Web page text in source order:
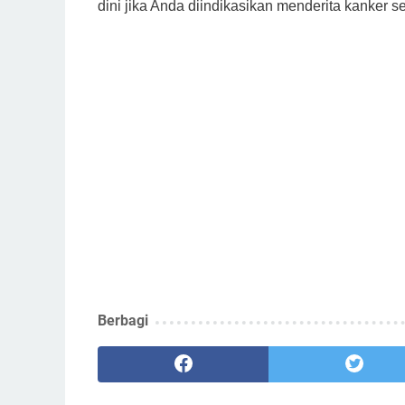
dini jika Anda diindikasikan menderita kanker
Berbagi